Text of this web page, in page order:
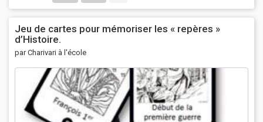
Jeu de cartes pour mémoriser les « repères »
d’Histoire.
par Charivari à l'école